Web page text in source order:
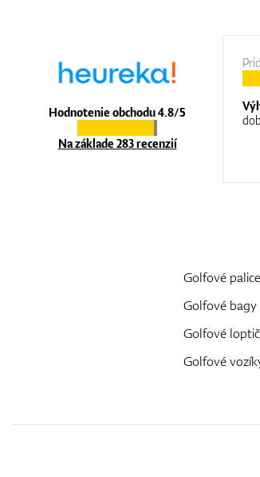
Hodnotenie obchodu 4.8/5
Na základe 283 recenzií
It is a great shop where they help you
Golfové palice
Golfové bagy
Golfové
Golfové